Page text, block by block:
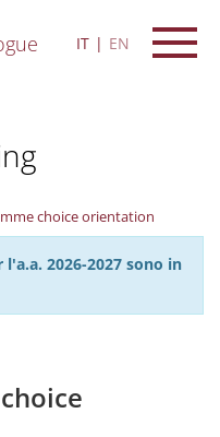
IT EN
choice orientation
2026-2027 sono in